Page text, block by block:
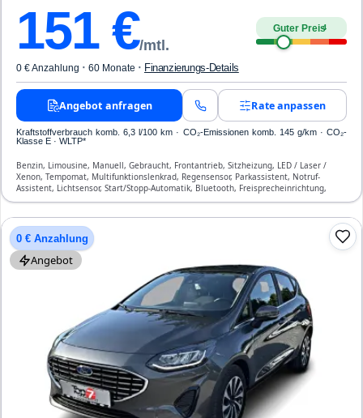
151€/mtl.
Guter Preis4
0 € Anzahlung · 60 Monate · Finanzierungs-Details
Angebot anfragen Rate anpassen
Kraftstoffverbrauch komb. 6,3 l/100 km · CO₂-Emissionen komb. 145 g/km · CO₂-
Klasse E · WLTP*
Benzin, Limousine, Manuell, Gebraucht, Frontantrieb, Sitzheizung, LED / Laser /
Xenon, Tempomat, Multifunktionslenkrad, Regensensor, Parkassistent, Notruf-
Assistent, Lichtsensor, Start/Stopp-Automatik, Bluetooth, Freisprecheinrichtung,
Verkehrszeichen-Erkennung, ESP, ABS, Klimaautomatik, Front-, Seiten- und weitere
0 € Anzahlung
Angebot